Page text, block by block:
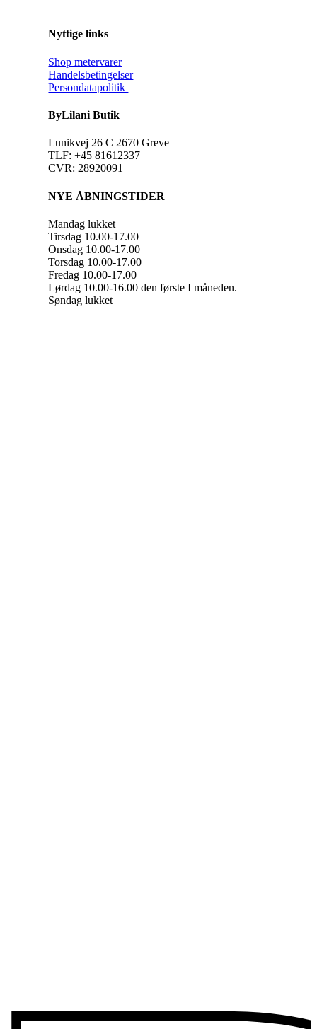
Nyttige links
Shop metervarer
Handelsbetingelser
Persondatapolitik
ByLilani Butik
Lunikvej 26 C 2670 Greve
TLF: +45 81612337
CVR: 28920091
NYE ÅBNINGSTIDER
Mandag lukket
Tirsdag 10.00-17.00
Onsdag 10.00-17.00
Torsdag 10.00-17.00
Fredag 10.00-17.00
Lørdag 10.00-16.00 den første I måneden.
Søndag lukket